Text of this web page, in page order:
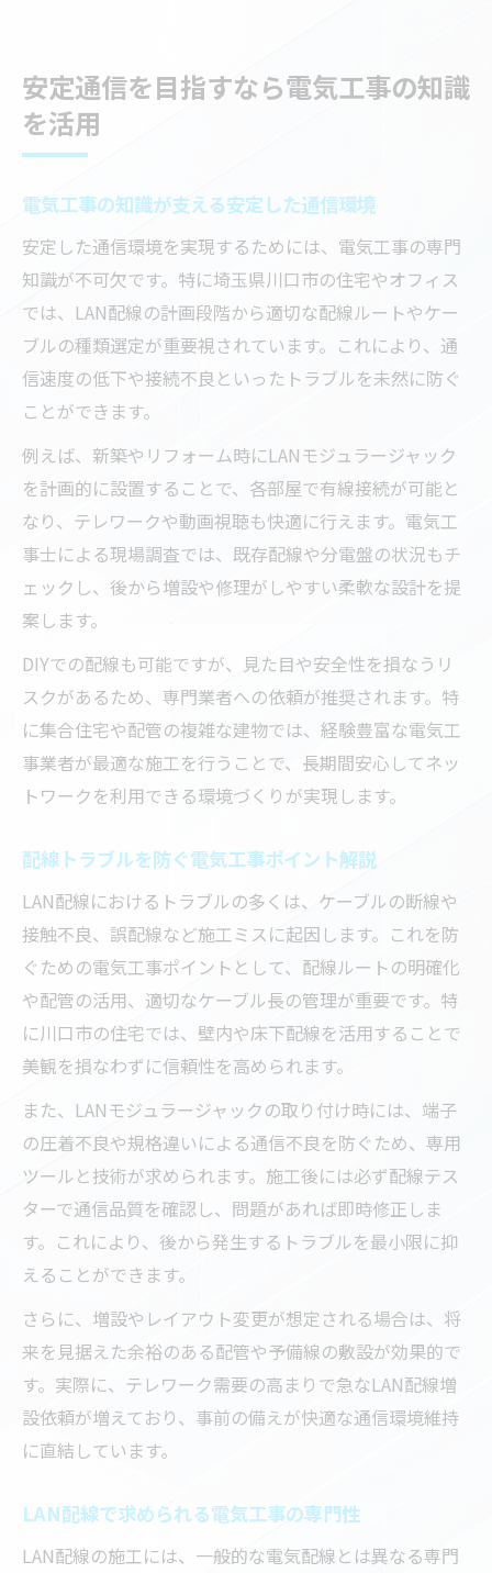
安定通信を目指すなら電気工事の知識
を活用
電気工事の知識が支える安定した通信環境
安定した通信環境を実現するためには、電気工事の専門
知識が不可欠です。特に埼玉県川口市の住宅やオフィス
では、LAN配線の計画段階から適切な配線ルートやケー
ブルの種類選定が重要視されています。これにより、通
信速度の低下や接続不良といったトラブルを未然に防ぐ
ことができます。
例えば、新築やリフォーム時にLANモジュラージャック
を計画的に設置することで、各部屋で有線接続が可能と
なり、テレワークや動画視聴も快適に行えます。電気工
事士による現場調査では、既存配線や分電盤の状況もチ
ェックし、後から増設や修理がしやすい柔軟な設計を提
案します。
DIYでの配線も可能ですが、見た目や安全性を損なうリ
スクがあるため、専門業者への依頼が推奨されます。特
に集合住宅や配管の複雑な建物では、経験豊富な電気工
事業者が最適な施工を行うことで、長期間安心してネッ
トワークを利用できる環境づくりが実現します。
配線トラブルを防ぐ電気工事ポイント解説
LAN配線におけるトラブルの多くは、ケーブルの断線や
接触不良、誤配線など施工ミスに起因します。これを防
ぐための電気工事ポイントとして、配線ルートの明確化
や配管の活用、適切なケーブル長の管理が重要です。特
に川口市の住宅では、壁内や床下配線を活用することで
美観を損なわずに信頼性を高められます。
また、LANモジュラージャックの取り付け時には、端子
の圧着不良や規格違いによる通信不良を防ぐため、専用
ツールと技術が求められます。施工後には必ず配線テス
ターで通信品質を確認し、問題があれば即時修正しま
す。これにより、後から発生するトラブルを最小限に抑
えることができます。
さらに、増設やレイアウト変更が想定される場合は、将
来を見据えた余裕のある配管や予備線の敷設が効果的で
す。実際に、テレワーク需要の高まりで急なLAN配線増
設依頼が増えており、事前の備えが快適な通信環境維持
に直結しています。
LAN配線で求められる電気工事の専門性
LAN配線の施工には、一般的な電気配線とは異なる専門